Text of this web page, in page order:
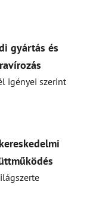
gyártás és
igényei szerint